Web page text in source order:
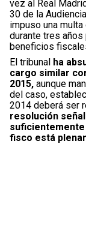
vez al Real
30 de la
impuso una multa
durante tres
beneficios
El tribunal ha
cargo similar
2015, aunque
del caso,
2014 deberá ser
resolución
suficientemente
fisco está